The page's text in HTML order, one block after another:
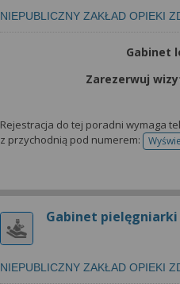
Gabinet
Zarezerwuj
Rejestracja do tej poradni wymaga
z przychodnią pod numerem:
Gabinet